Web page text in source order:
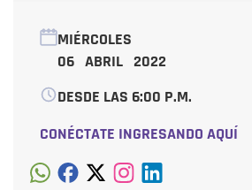
MIÉRCOLES
06 ABRIL 2022
DESDE LAS 6:00 P.M.
CONÉCTATE INGRESANDO AQUÍ